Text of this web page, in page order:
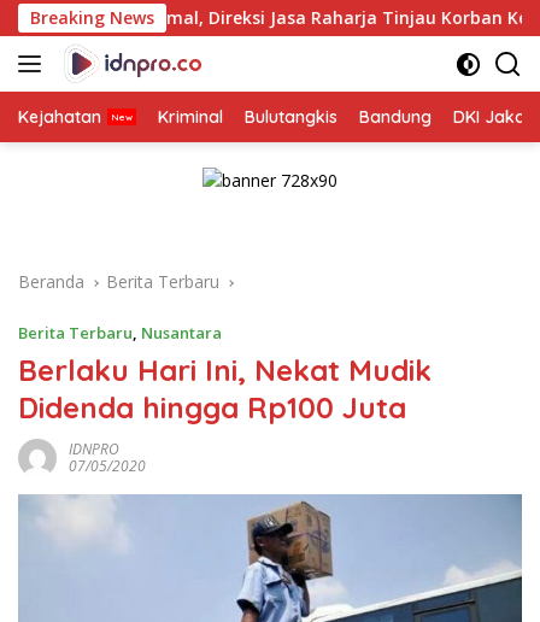
Langsung
ke
konten
Breaking News
Direksi Jasa Raharja Tinjau Korban Kebakaran KM
Kejahatan Kriminal Bulutangkis Bandung DKI
Beranda Berita Terbaru
Berita Terbaru, Nusantara
Berlaku Hari Ini, Nekat Mudik
Didenda hingga Rp100 Juta
IDNPRO
07/05/2020